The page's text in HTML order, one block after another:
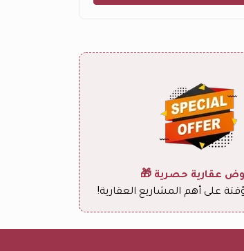
عقارية حصرية 🎁
على أهم المشاريع العقارية!